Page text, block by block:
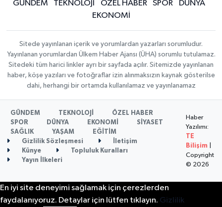
GÜNDEM TEKNOLOJİ ÖZEL HABER SPOR
DÜNYA
EKONOMİ
Sitede yayınlanan içerik ve yorumlardan yazarları sorumludur.
Yayınlanan yorumlardan Ülkem Haber Ajansı (ÜHA) sorumlu tutulamaz.
Sitedeki tüm harici linkler ayrı bir sayfada açılır. Sitemizde yayınlanan
haber, köşe yazıları ve fotoğraflar izin alınmaksızın kaynak gösterilse
dahi, herhangi bir ortamda kullanılamaz ve yayınlanamaz
GÜNDEM TEKNOLOJİ
ÖZEL HABER
SPOR
DÜNYA EKONOMİ
SİYASET
SAĞLIK
YAŞAM
EĞİTİM
Gizlilik Sözleşmesi
İletişim
Künye
Topluluk Kuralları
Yayın İlkeleri
Haber
Yazılımı:
TE
Bilişim
Copyright
© 2026
En iyi site deneyimi sağlamak için çerezlerden
faydalanıyoruz. Detaylar için lütfen tıklayın. Gizlilik